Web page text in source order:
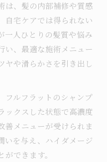
は、髪の内部補修や質感
自宅ケアでは得られない
一人ひとりの髪質や悩み
い、最適な施術メニュー
ヤや滑らかさを引き出し
フルフラットのシャンプ
ックスした状態で高濃度
善メニューが受けられま
いを与え、ハイダメージ
できます。